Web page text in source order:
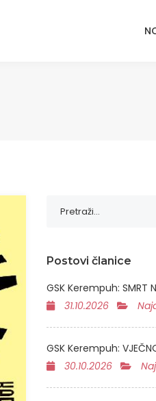
Postovi članice
GSK Kerempuh: SMRT
31.10.2026
GSK Kerempuh:
30.10.2026